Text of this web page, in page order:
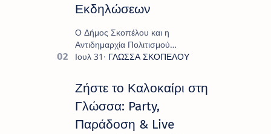
Εκδηλώσεων
Ο Δήμος Σκοπέλου και η
Αντιδημαρχία Πολιτισμού
παρουσιάζουν το πρόγραμμα «
πλούσιο και πολυσυλλεκτικό
πρόγραμμα εκδ…
Ζήστε το Καλοκαίρι στη
Γλώσσα: Party,
Παράδοση & Live